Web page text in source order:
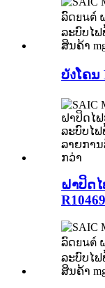
ບังໂຄນ
ຝາປິດໄ